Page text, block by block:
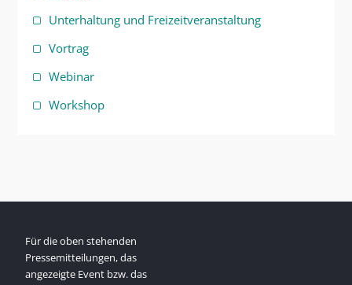
Unterhaltung und Freizeitveranstaltung
Vortrag
Webinar
Workshop
Für die oben stehenden
Pressemitteilungen, das
angezeigte Event bzw. das